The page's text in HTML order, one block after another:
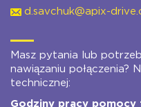
d.savchuk@apix-
Masz pytania lub
nawiązaniu połączenia?
technicznej:
Godziny pracy pomocy